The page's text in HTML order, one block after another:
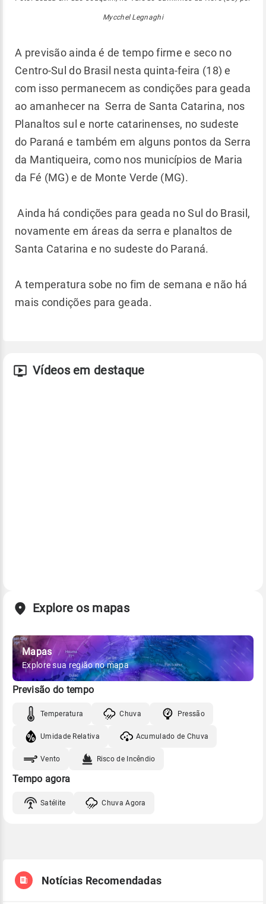
Mycchel Legnaghi
A previsão ainda é de tempo firme e seco no
Centro-Sul do Brasil nesta quinta-feira (18) e
com isso permanecem as condições para geada
ao amanhecer na Serra de Santa Catarina, nos
Planaltos sul e norte catarinenses, no sudeste
do Paraná e também em alguns pontos da Serra
da Mantiqueira, como nos municípios de Maria
da Fé (MG) e de Monte Verde (MG).
Ainda há condições para geada no Sul do Brasil,
novamente em áreas da serra e planaltos de
Santa Catarina e no sudeste do Paraná.
A temperatura sobe no fim de semana e não há
mais condições para geada.
Vídeos em destaque
Explore os mapas
Mapas
Explore sua região no mapa
Previsão do tempo
Temperatura Chuva Pressão
Umidade Relativa Acumulado de Chuva
Vento Risco de Incêndio
Tempo agora
Satélite Chuva Agora
Notícias Recomendadas